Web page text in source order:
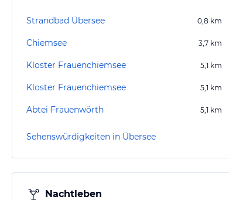
Strandbad Übersee 0,8 km
Chiemsee 3,7 km
Kloster Frauenchiemsee 5,1 km
Kloster Frauenchiemsee 5,1 km
Abtei Frauenwörth 5,1 km
Sehenswürdigkeiten in Übersee
Nachtleben